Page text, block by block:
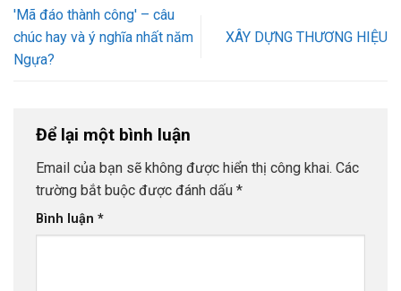
'Mã đáo thành công' – câu
chúc hay và ý nghĩa nhất năm
Ngựa?
XÂY DỰNG THƯƠNG HIỆU
Để lại một bình luận
Email của bạn sẽ không được hiển thị công khai. Các
trường bắt buộc được đánh dấu *
Bình luận *